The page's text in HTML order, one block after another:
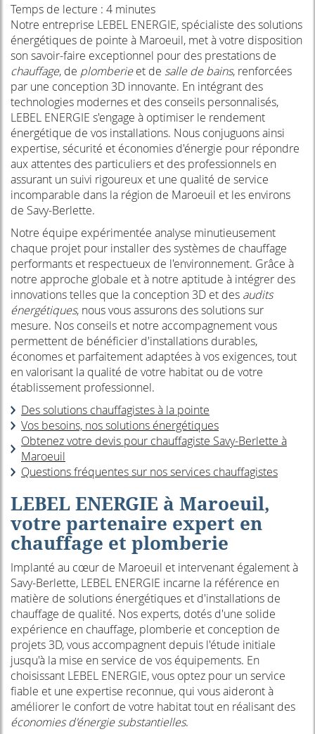
Temps de lecture : 4 minutes
Notre entreprise LEBEL ENERGIE, spécialiste des solutions
énergétiques de pointe à Maroeuil, met à votre disposition
son savoir-faire exceptionnel pour des prestations de
chauffage, de plomberieet de salle de bains, renforcées
par une conception 3D innovante. En intégrant des
technologies modernes et des conseils personnalisés,
LEBEL ENERGIE s'engage à optimiser le rendement
énergétique de vos installations. Nous conjuguons ainsi
expertise, sécurité et économies d'énergie pour répondre
aux attentes des particuliers et des professionnels en
assurant un suivi rigoureux et une qualité de service
incomparable dans la région de Maroeuil et les environs
de Savy-Berlette.
Notre équipe expérimentée analyse minutieusement
chaque projet pour installer des systèmes de chauffage
performants et respectueux de l'environnement. Grâce à
notre approche globale et à notre aptitude à intégrer des
innovations telles que la conception 3D et des audits
énergétiques, nous vous assurons des solutions sur
mesure. Nos conseils et notre accompagnement vous
permettent de bénéficier d'installations durables,
économes et parfaitement adaptées à vos exigences, tout
en valorisant la qualité de votre habitat ou de votre
établissement professionnel.
Des solutions chauffagistes à la pointe
Vos besoins, nos solutions énergétiques
Obtenez votre devis pour chauffagiste Savy-Berlette à
Maroeuil
Questions fréquentes sur nos services chauffagistes
LEBEL ENERGIE à Maroeuil,
votre partenaire expert en
chauffage et plomberie
Implanté au cœur de Maroeuil et intervenant également à
Savy-Berlette, LEBEL ENERGIE incarne la référence en
matière de solutions énergétiques et d'installations de
chauffage de qualité. Nos experts, dotés d'une solide
expérience en chauffage, plomberie et conception de
projets 3D, vous accompagnent depuis l'étude initiale
jusqu'à la mise en service de vos équipements. En
choisissant LEBEL ENERGIE, vous optez pour un service
fiable et une expertise reconnue, qui vous aideront à
améliorer le confort de votre habitat tout en réalisant des
économies d'énergie substantielles.